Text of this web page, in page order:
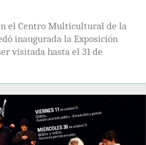
el Centro Multicultural de la
inaugurada la Exposición
visitada hasta el 31 de